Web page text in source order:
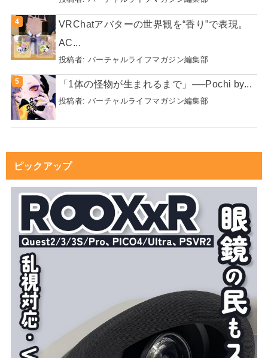
VRChatアバターの世界観を“香り”で表現。
AC...
投稿者: バーチャルライフマガジン編集部
「1体の怪物が生まれるまで」──Pochi by...
投稿者: バーチャルライフマガジン編集部
ピックアップ